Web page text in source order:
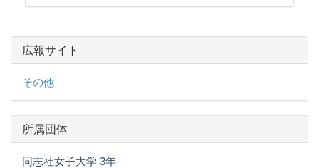
広報サイト
その他
所属団体
同志社女子大学 3年